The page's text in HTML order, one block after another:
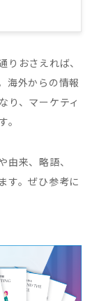
おさえれば、
海外からの情報
り、マーケティ
来、略語、
す。ぜひ参考に